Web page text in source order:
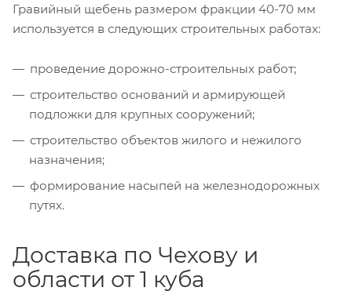
Гравийный щебень размером фракции 40-70 мм
используется в следующих строительных работах:
проведение дорожно-строительных работ;
строительство оснований и армирующей
подложки для крупных сооружений;
строительство объектов жилого и нежилого
назначения;
формирование насыпей на железнодорожных
путях.
Доставка по Чехову и
области от 1 куба